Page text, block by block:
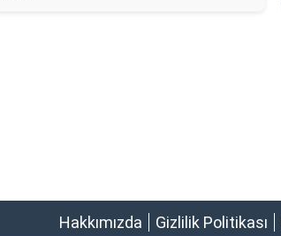
Hakkımızda Gizlilik Politikası